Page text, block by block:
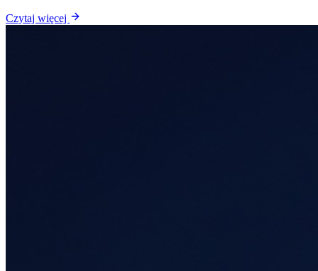
Czytaj więcej